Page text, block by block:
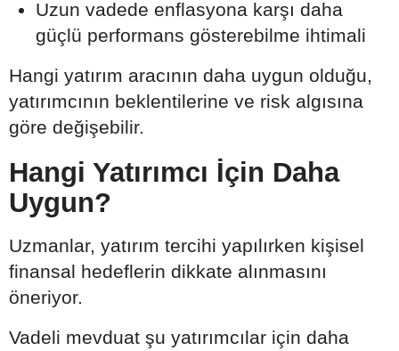
Uzun vadede enflasyona karşı daha
güçlü performans gösterebilme ihtimali
Hangi yatırım aracının daha uygun olduğu,
yatırımcının beklentilerine ve risk algısına
göre değişebilir.
Hangi Yatırımcı İçin Daha
Uygun?
Uzmanlar, yatırım tercihi yapılırken kişisel
finansal hedeflerin dikkate alınmasını
öneriyor.
Vadeli mevduat şu yatırımcılar için daha